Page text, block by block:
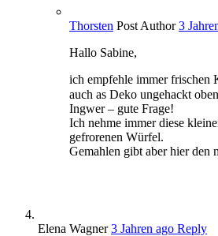
Thorsten Post Author 3
Hallo Sabine,
ich empfehle immer frischen
auch as Deko ungehackt
Ingwer – gute Frage!
Ich nehme immer diese
gefrorenen Würfel.
Gemahlen gibt aber hier den
Elena Wagner 3 Jahren ago Reply